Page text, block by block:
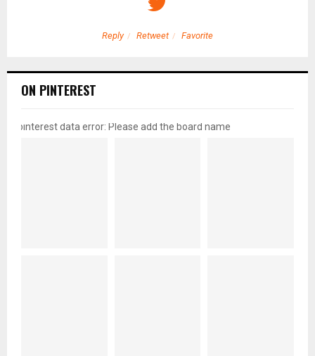
Reply Retweet Favorite
ON PINTEREST
pinterest data error: Please add the board name